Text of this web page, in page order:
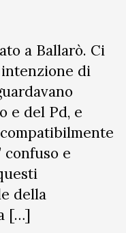
a Ballarò. Ci
intenzione di
e del Pd, e
confuso e
della
[…]